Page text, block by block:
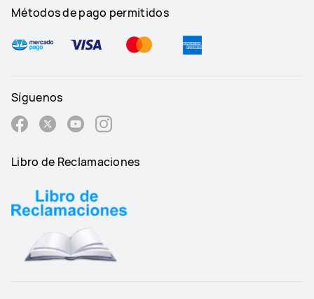
Métodos de pago permitidos
Síguenos
Libro de Reclamaciones